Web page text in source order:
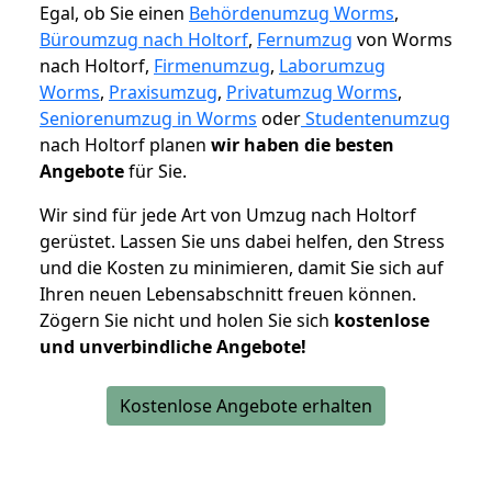
Egal, ob Sie einen Behördenumzug Worms,
Büroumzug nach Holtorf, Fernumzug von Worms
nach Holtorf, Firmenumzug, Laborumzug
Worms, Praxisumzug, Privatumzug Worms,
Seniorenumzug in Worms oderStudentenumzug
nach Holtorf planen wir haben die besten
Angebotefür Sie.
Wir sind für jede Art von Umzug nach Holtorf
gerüstet. Lassen Sie uns dabei helfen, den Stress
und die Kosten zu minimieren, damit Sie sich auf
Ihren neuen Lebensabschnitt freuen können.
Zögern Sie nicht und holen Sie sich kostenlose
und unverbindliche Angebote!
Kostenlose Angebote erhalten